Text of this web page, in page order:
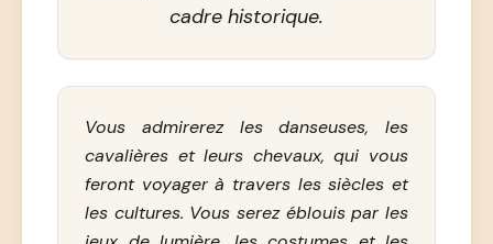
cadre historique.
Vous admirerez les danseuses, les
cavalières et leurs chevaux, qui vous
feront voyager à travers les siècles et
les cultures. Vous serez éblouis par les